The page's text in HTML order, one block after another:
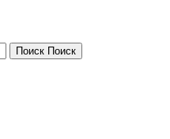
Поиск Поиск